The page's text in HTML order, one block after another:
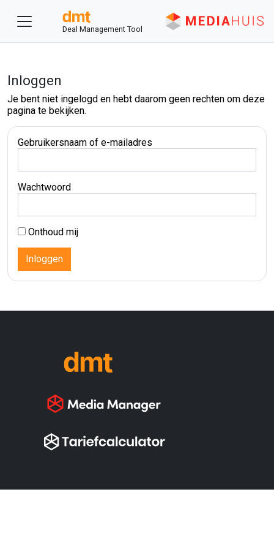
Deal Management Tool
Inloggen
Je bent niet ingelogd en hebt daarom geen rechten om deze
pagina te bekijken.
Gebruikersnaam of e-mailadres
Wachtwoord
Onthoud mij